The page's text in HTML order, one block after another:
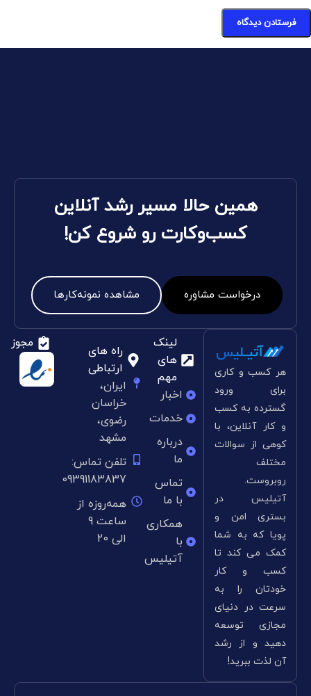
همین حالا مسیر رشد آنلاین
کسب‌وکارت رو شروع کن!
درخواست مشاوره مشاهده نمونه‌کارها
هر کسب و کاری
برای ورود
گسترده به کسب
و کار آنلاین، با
کوهی از سوالات
مختلف
روبروست.
آتیلیس در
بستری امن و
پویا که به شما
کمک می کند تا
کسب و کار
خودتان را به
سرعت در دنیای
مجازی توسعه
دهید و از رشد
آن لذت ببرید!
لینک
های
مهم
اخبار
خدمات
درباره
ما
تماس
با ما
همکاری
با
آتیلیس
راه های
ارتباطی
ایران،
خراسان
رضوی،
مشهد
تلفن تماس:
09391183837
همه‌روزه از
ساعت 9
الی 20
مجوز